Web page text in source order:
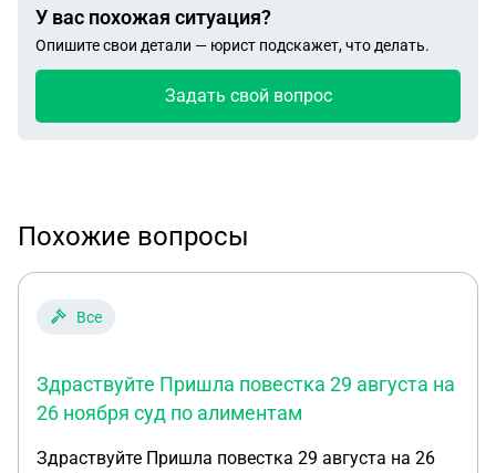
У вас похожая ситуация?
Опишите свои детали — юрист подскажет, что делать.
Задать свой вопрос
Похожие вопросы
Все
Здраствуйте Пришла повестка 29 августа на
26 ноября суд по алиментам
Здраствуйте Пришла повестка 29 августа на 26